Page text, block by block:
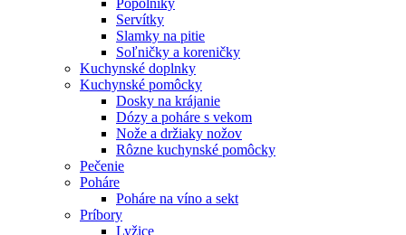
Servítky
Slamky na pitie
Soľničky a koreničky
Kuchynské doplnky
Kuchynské pomôcky
Dosky na krájanie
Dózy a poháre s vekom
Nože a držiaky nožov
Rôzne kuchynské pomôcky
Pečenie
Poháre
Poháre na víno a sekt
Príbory
Lyžice